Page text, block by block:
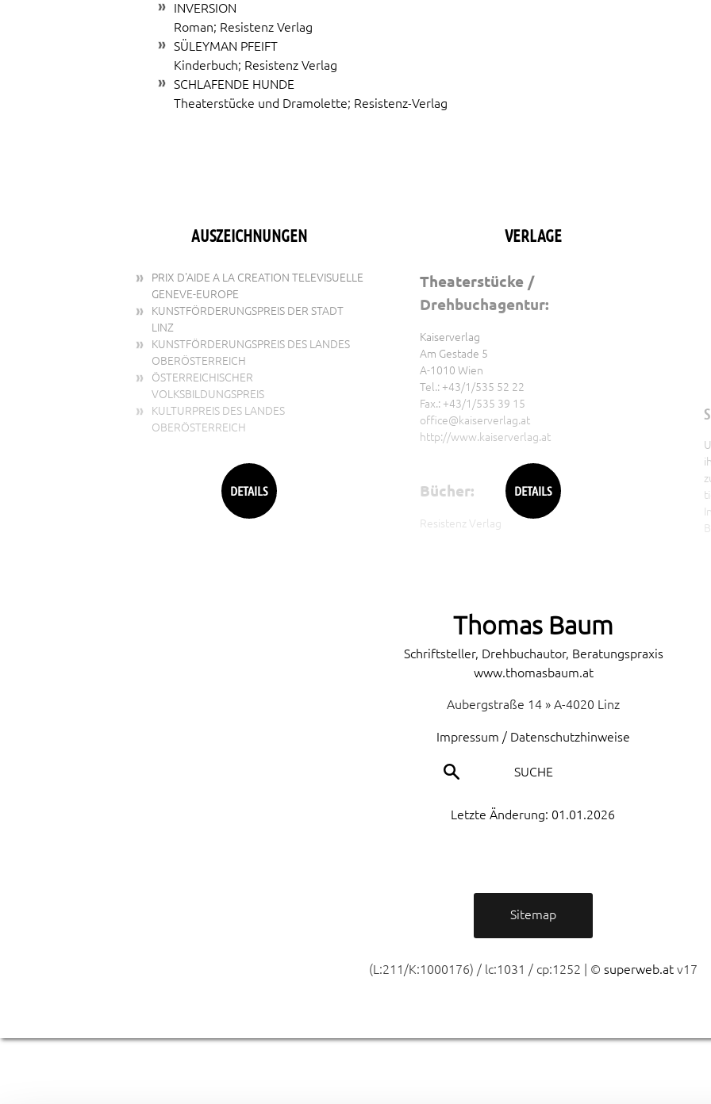
INVERSION
Roman; Resistenz Verlag
SÜLEYMAN PFEIFT
Kinderbuch; Resistenz Verlag
SCHLAFENDE HUNDE
Theaterstücke und Dramolette; Resistenz-Verlag
AUSZEICHNUNGEN
PRIX D'AIDE A LA CREATION TELEVISUELLE
GENEVE-EUROPE
KUNSTFÖRDERUNGSPREIS DER STADT
LINZ
KUNSTFÖRDERUNGSPREIS DES LANDES
OBERÖSTERREICH
ÖSTERREICHISCHER
VOLKSBILDUNGSPREIS
KULTURPREIS DES LANDES
OBERÖSTERREICH
DETAILS
VERLAGE
Theaterstücke /
Drehbuchagentur:
Kaiserverlag
Am Gestade 5
A-1010 Wien
Tel.: +43/1/535 52 22
Fax.: +43/1/535 39 15
office@kaiserverlag.at
http://www.kaiserverlag.at
Bücher:
Resistenz Verlag
DETAILS
Thomas Baum
Schriftsteller, Drehbuchautor, Beratungspraxis
www.thomasbaum.at
Aubergstraße 14 » A-4020 Linz
Impressum / Datenschutzhinweise
SUCHE
Letzte Änderung: 01.01.2026
Sitemap
(L:211/K:1000176) / lc:1031 / cp:1252 | © superweb.at v17